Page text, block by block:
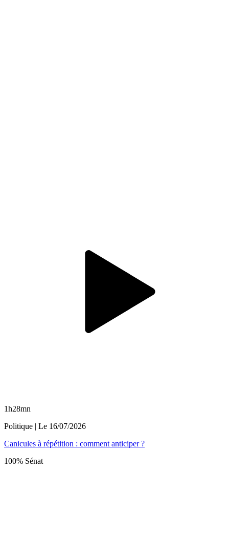
1h28mn
Politique | Le 16/07/2026
Canicules à répétition : comment anticiper ?
100% Sénat